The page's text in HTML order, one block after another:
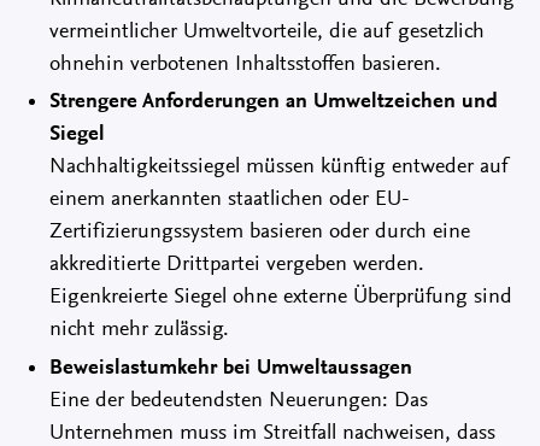
vermeintlicher Umweltvorteile, die auf gesetzlich
ohnehin verbotenen Inhaltsstoffen basieren.
Strengere Anforderungen an Umweltzeichen und
Siegel
Nachhaltigkeitssiegel müssen künftig entweder auf
einem anerkannten staatlichen oder EU-
Zertifizierungssystem basieren oder durch eine
akkreditierte Drittpartei vergeben werden.
Eigenkreierte Siegel ohne externe Überprüfung sind
nicht mehr zulässig.
Beweislastumkehr bei Umweltaussagen
Eine der bedeutendsten Neuerungen: Das
Unternehmen muss im Streitfall nachweisen, dass